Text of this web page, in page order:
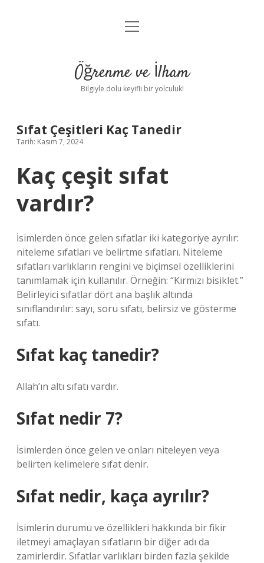
Anasayfa
Yasal Uyarı
menüyü
Öğrenme ve İlham
Bilgiyle dolu keyifli bir yolculuk!
Sıfat Çeşitleri Kaç Tanedir
Tarih: Kasım 7, 2024
Kaç çeşit sıfat
vardır?
İsimlerden önce gelen sıfatlar iki kategoriye ayrılır:
niteleme sıfatları ve belirtme sıfatları. Niteleme
sıfatları varlıkların rengini ve biçimsel özelliklerini
tanımlamak için kullanılır. Örneğin: “Kırmızı bisiklet.”
Belirleyici sıfatlar dört ana başlık altında
sınıflandırılır: sayı, soru sıfatı, belirsiz ve gösterme
sıfatı.
Sıfat kaç tanedir?
Allah’ın altı sıfatı vardır.
Sıfat nedir 7?
İsimlerden önce gelen ve onları niteleyen veya
belirten kelimelere sıfat denir.
Sıfat nedir, kaça ayrılır?
İsimlerin durumu ve özellikleri hakkında bir fikir
iletmeyi amaçlayan sıfatların bir diğer adı da
zamirlerdir. Sıfatlar varlıkları birden fazla şekilde